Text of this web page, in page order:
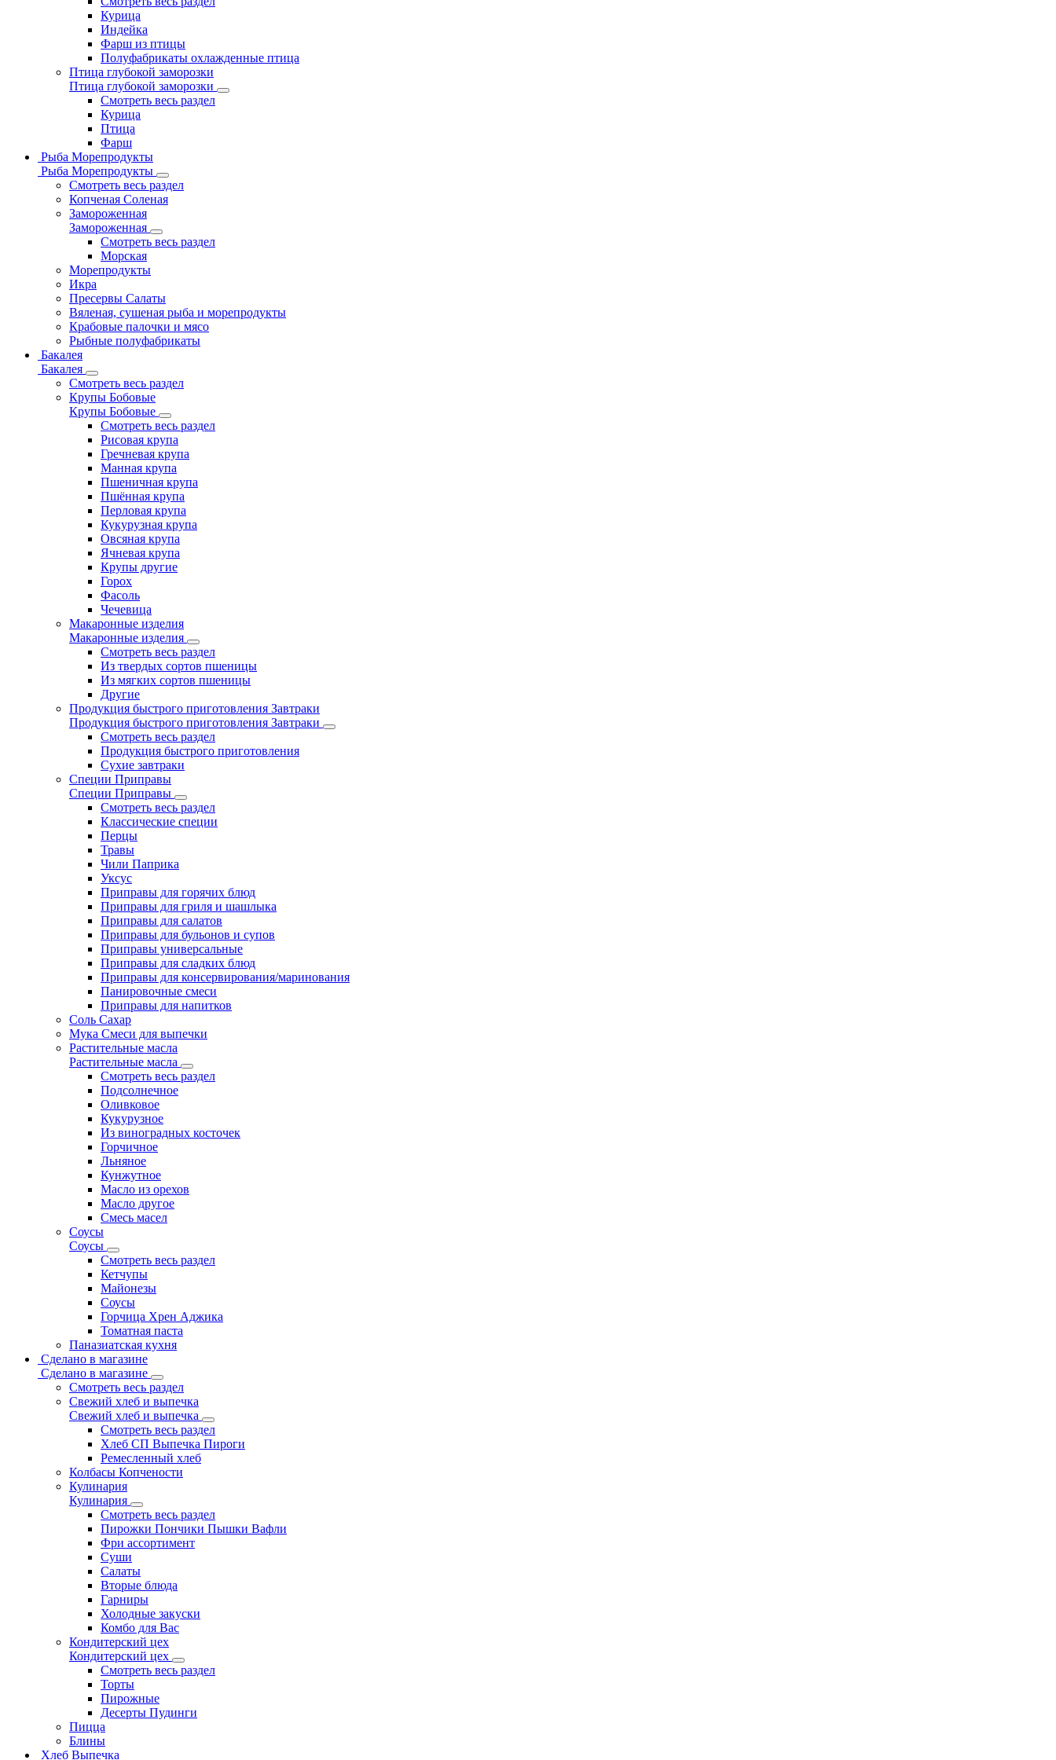
Курица
Индейка
Фарш из птицы
Полуфабрикаты охлажденные птица
Птица глубокой заморозки
Птица глубокой заморозки
Смотреть весь раздел
Курица
Птица
Фарш
Рыба Морепродукты
Рыба Морепродукты
Смотреть весь раздел
Копченая Соленая
Замороженная
Замороженная
Смотреть весь раздел
Морская
Морепродукты
Икра
Пресервы Салаты
Вяленая, сушеная рыба и морепродукты
Крабовые палочки и мясо
Рыбные полуфабрикаты
Бакалея
Бакалея
Смотреть весь раздел
Крупы Бобовые
Крупы Бобовые
Смотреть весь раздел
Рисовая крупа
Гречневая крупа
Манная крупа
Пшеничная крупа
Пшённая крупа
Перловая крупа
Кукурузная крупа
Овсяная крупа
Ячневая крупа
Крупы другие
Горох
Фасоль
Чечевица
Макаронные изделия
Макаронные изделия
Смотреть весь раздел
Из твердых сортов пшеницы
Из мягких сортов пшеницы
Другие
Продукция быстрого приготовления Завтраки
Продукция быстрого приготовления Завтраки
Смотреть весь раздел
Продукция быстрого приготовления
Сухие завтраки
Специи Приправы
Специи Приправы
Смотреть весь раздел
Классические специи
Перцы
Травы
Чили Паприка
Уксус
Приправы для горячих блюд
Приправы для гриля и шашлыка
Приправы для салатов
Приправы для бульонов и супов
Приправы универсальные
Приправы для сладких блюд
Приправы для консервирования/маринования
Панировочные смеси
Приправы для напитков
Соль Сахар
Мука Смеси для выпечки
Растительные масла
Растительные масла
Смотреть весь раздел
Подсолнечное
Оливковое
Кукурузное
Из виноградных косточек
Горчичное
Льняное
Кунжутное
Масло из орехов
Масло другое
Смесь масел
Соусы
Соусы
Смотреть весь раздел
Кетчупы
Майонезы
Соусы
Горчица Хрен Аджика
Томатная паста
Паназиатская кухня
Сделано в магазине
Сделано в магазине
Смотреть весь раздел
Свежий хлеб и выпечка
Свежий хлеб и выпечка
Смотреть весь раздел
Хлеб СП Выпечка Пироги
Ремесленный хлеб
Колбасы Копчености
Кулинария
Кулинария
Смотреть весь раздел
Пирожки Пончики Пышки Вафли
Фри ассортимент
Суши
Салаты
Вторые блюда
Гарниры
Холодные закуски
Комбо для Вас
Кондитерский цех
Кондитерский цех
Смотреть весь раздел
Торты
Пирожные
Десерты Пудинги
Пицца
Блины
Хлеб Выпечка